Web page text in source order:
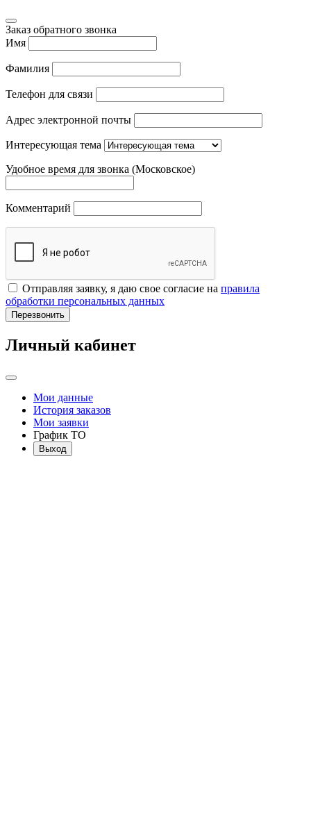
Заказ обратного звонка
Имя
Фамилия
Телефон для связи
Адрес электронной почты
Интересующая тема
Удобное время для звонка (Московское)
Комментарий
Отправляя заявку, я даю свое согласие на правила
обработки персональных данных
Перезвонить
Личный кабинет
Мои данные
История заказов
Мои заявки
График ТО
Выход